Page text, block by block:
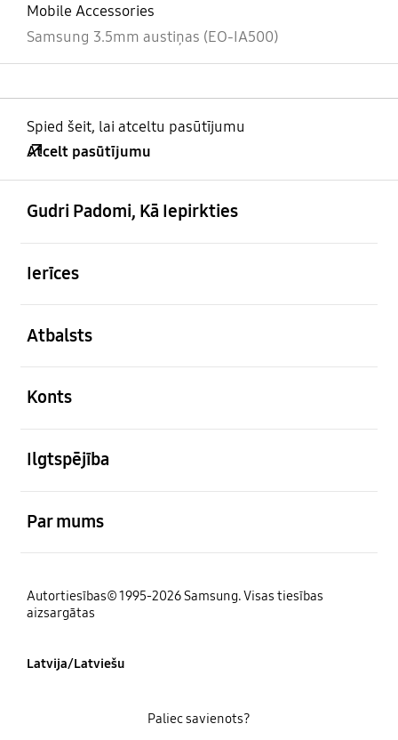
Mobile Accessories
Samsung 3.5mm austiņas (EO-IA500)
Spied šeit, lai atceltu pasūtījumu
Atcelt pasūtījumu
Gudri Padomi, Kā Iepirkties
Ierīces
Atbalsts
Konts
Ilgtspējība
Par mums
Autortiesības© 1995-2026 Samsung. Visas tiesības
aizsargātas
Latvija/Latviešu
Paliec savienots?